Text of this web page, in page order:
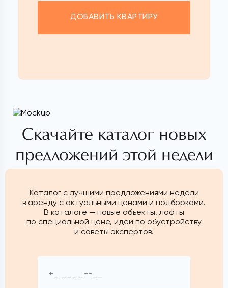
ДОБАВИТЬ КВАРТИРУ
Скачайте каталог новых
предложений этой недели
Каталог с лучшими предложениями недели
в аренду с актуальными ценами и подборками.
В каталоге — новые объекты, лофты
по специальной цене, идеи по обустройству
и советы экспертов.